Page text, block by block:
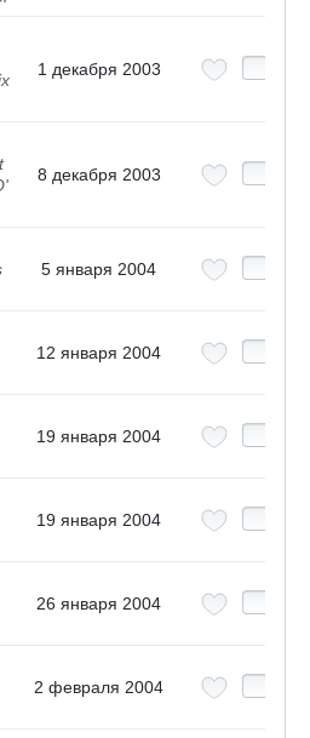
1 декабря 2003
8 декабря 2003
5 января 2004
12 января 2004
19 января 2004
19 января 2004
26 января 2004
2 февраля 2004